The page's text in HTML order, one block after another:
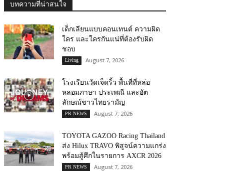
บทความที่น่าสนใจ
เด็กเลียนแบบคอนเทนต์ ความผิด
ใคร และใครกันแน่ที่ต้องรับผิด
ชอบ
Living August 7, 2026
โรงเรียนวัดเจ็ดริ้ว พื้นที่ที่หล่อ
หลอมภาษา ประเพณี และอัต
ลักษณ์ชาวไทยรามัญ
PR NEWS August 7, 2026
TOYOTA GAZOO Racing Thailand
ส่ง Hilux TRAVO พิสูจน์ความแกร่ง
พร้อมสู้ศึกในรายการ AXCR 2026
PR NEWS August 7, 2026